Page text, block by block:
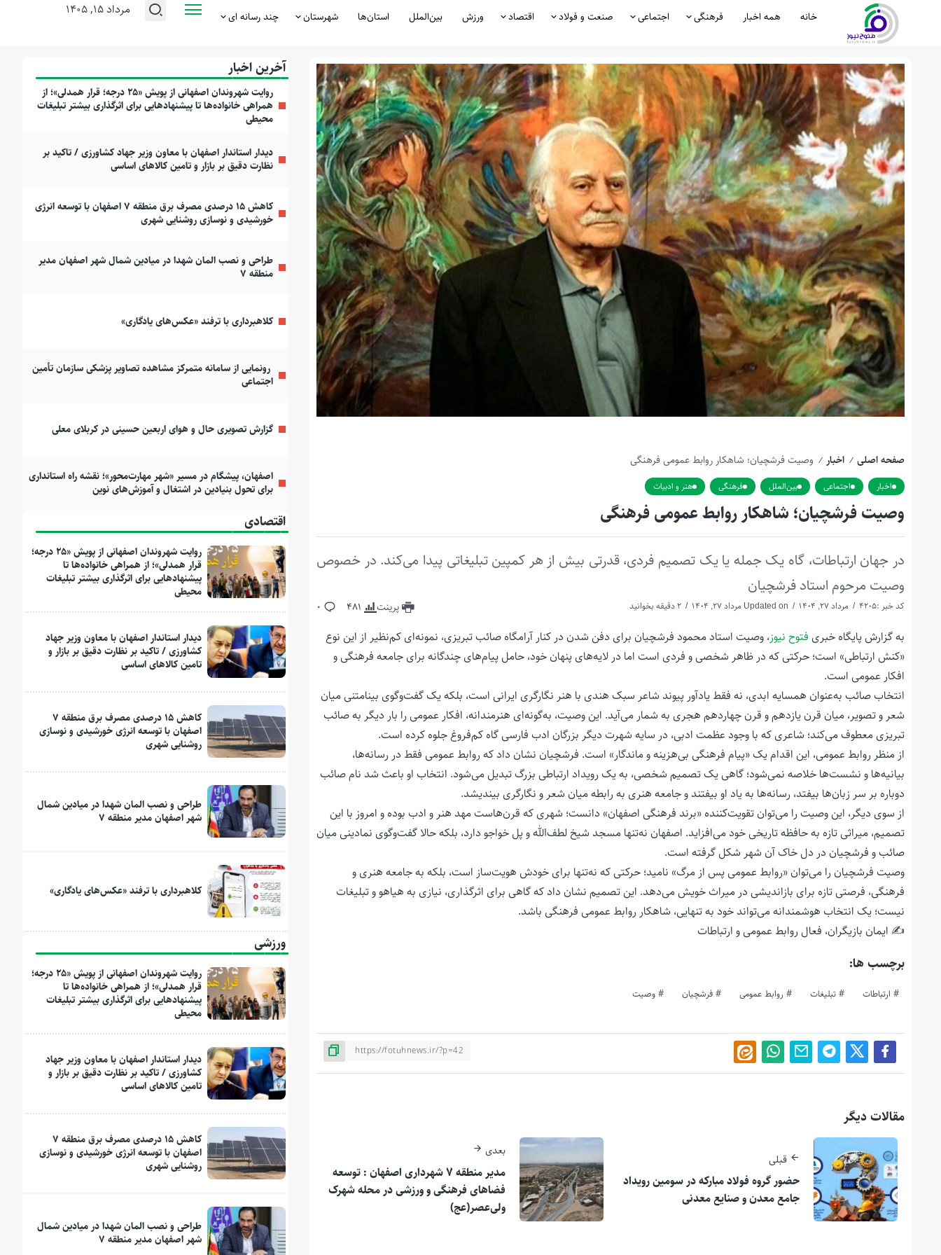
خانه همه اخبار فرهنگی اجتماعی صنعت و فولاد اقتصاد ورزش بین‌الملل استان‌ها شهرستان چند رسانه ای مرداد ۱۵, ۱۴۰۵
صفحه اصلی / اخبار / وصیت فرشچیان؛ شاهکار روابط عمومی فرهنگی
اخبار اجتماعی بین‌الملل فرهنگی هنر و ادبیات
وصیت فرشچیان؛ شاهکار روابط عمومی فرهنگی
در جهان ارتباطات، گاه یک جمله یا یک تصمیم فردی، قدرتی بیش از هر کمپین تبلیغاتی پیدا می‌کند. در خصوص
وصیت مرحوم استاد فرشچیان
کد خبر :4205 مرداد 27, 1404 پرینت 481
0
به گزارش پایگاه خبری فتوح نیوز، وصیت استاد محمود فرشچیان برای دفن شدن در کنار آرامگاه صائب تبریزی، نمونه‌ای کم‌نظیر از این نوع
«کنش ارتباطی» است؛ حرکتی که در ظاهر شخصی و فردی است اما در لایه‌های پنهان خود، حامل پیام‌های چندگانه برای جامعه فرهنگی و
افکار عمومی است.
انتخاب صائب به‌عنوان همسایه ابدی، نه فقط یادآور پیوند شاعر سبک هندی با هنر نگارگری ایرانی است، بلکه یک گفت‌وگوی بینامتنی میان
شعر و تصویر، میان قرن یازدهم و قرن چهاردهم هجری به شمار می‌آید. این وصیت، به‌گونه‌ای هنرمندانه، افکار عمومی را بار دیگر به صائب
تبریزی معطوف می‌کند؛ شاعری که با وجود عظمت ادبی، در سایه شهرت دیگر بزرگان ادب فارسی گاه کم‌فروغ جلوه کرده است.
از منظر روابط عمومی، این اقدام یک «پیام فرهنگی بی‌هزینه و ماندگار» است. فرشچیان نشان داد که روابط عمومی فقط در رسانه‌ها،
بیانیه‌ها و نشست‌ها خلاصه نمی‌شود؛ گاهی یک تصمیم شخصی، به یک رویداد ارتباطی بزرگ تبدیل می‌شود. انتخاب او باعث شد نام صائب
دوباره بر سر زبان‌ها بیفتد، رسانه‌ها به یاد او بیفتند و جامعه هنری به رابطه میان شعر و نگارگری بیندیشد.
از سوی دیگر، این وصیت را می‌توان تقویت‌کننده «برند فرهنگی اصفهان» دانست؛ شهری که قرن‌هاست مهد هنر و ادب بوده و امروز با این
تصمیم، میراثی تازه به حافظه تاریخی خود می‌افزاید. اصفهان نه‌تنها مسجد شیخ لطف‌الله و پل خواجو دارد، بلکه حالا گفت‌وگوی نمادینی میان
صائب و فرشچیان در دل خاک آن شهر شکل گرفته است.
وصیت فرشچیان را می‌توان «روابط عمومی پس از مرگ» نامید؛ حرکتی که نه‌تنها برای خودش هویت‌ساز است، بلکه به جامعه هنری و
فرهنگی، فرصتی تازه برای بازاندیشی در میراث خویش می‌دهد. این تصمیم نشان داد که گاهی برای اثرگذاری، نیازی به هیاهو و تبلیغات
نیست؛ یک انتخاب هوشمندانه می‌تواند خود به تنهایی، شاهکار روابط عمومی فرهنگی باشد.
✍️ ایمان بازیگران، فعال روابط عمومی و ارتباطات
برچسب ها:
ارتباطات تبلیغات روابط عمومی فرشچیان وصیت
مقالات دیگر
قبلی
حضور گروه فولاد مبارکه در سومین رویداد
جامع معدن و صنایع معدنی
بعدی
مدیر منطقه ۷ شهرداری اصفهان : توسعه
فضاهای فرهنگی و ورزشی در محله شهرک
ولی‌عصر(عج)
آخرین اخبار
روایت شهروندان اصفهانی از پویش «۲۵ درجه؛ قرار همدلی»؛ از
همراهی خانواده‌ها تا پیشنهادهایی برای اثرگذاری بیشتر تبلیغات
محیطی
دیدار استاندار اصفهان با معاون وزیر جهاد کشاورزی / تاکید بر
نظارت دقیق بر بازار و تامین کالاهای اساسی
کاهش ۱۵ درصدی مصرف برق منطقه ۷ اصفهان با توسعه انرژی
خورشیدی و نوسازی روشنایی شهری
طراحی و نصب المان شهدا در میادین شمال شهر اصفهان مدیر
منطقه ۷
کلاهبرداری با ترفند «عکس‌های یادگاری»
رونمایی از سامانه متمرکز مشاهده تصاویر پزشکی سازمان تأمین
اجتماعی
گزارش تصویری حال و هوای اربعین حسینی در کربلای معلی
اصفهان، پیشگام در مسیر «شهر مهارت‌محور»؛ نقشه راه استانداری
برای تحول بنیادین در اشتغال و آموزش‌های نوین
اقتصادی
روایت شهروندان اصفهانی از پویش «۲۵ درجه؛
قرار همدلی»؛ از همراهی خانواده‌ها تا
پیشنهادهایی برای اثرگذاری بیشتر تبلیغات
محیطی
دیدار استاندار اصفهان با معاون وزیر جهاد
کشاورزی / تاکید بر نظارت دقیق بر بازار و
تامین کالاهای اساسی
کاهش ۱۵ درصدی مصرف برق منطقه ۷
اصفهان با توسعه انرژی خورشیدی و نوسازی
روشنایی شهری
طراحی و نصب المان شهدا در میادین شمال
شهر اصفهان مدیر منطقه ۷
کلاهبرداری با ترفند «عکس‌های یادگاری»
ورزشی
روایت شهروندان اصفهانی از پویش «۲۵ درجه؛
قرار همدلی»؛ از همراهی خانواده‌ها تا
پیشنهادهایی برای اثرگذاری بیشتر تبلیغات
محیطی
دیدار استاندار اصفهان با معاون وزیر جهاد
کشاورزی / تاکید بر نظارت دقیق بر بازار و
تامین کالاهای اساسی
کاهش ۱۵ درصدی مصرف برق منطقه ۷
اصفهان با توسعه انرژی خورشیدی و نوسازی
روشنایی شهری
طراحی و نصب المان شهدا در میادین شمال
شهر اصفهان مدیر منطقه ۷